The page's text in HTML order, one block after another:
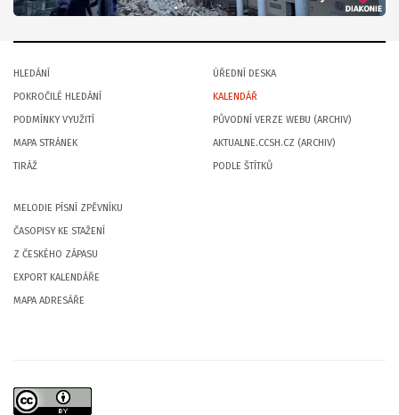
HLEDÁNÍ
POKROČILÉ HLEDÁNÍ
PODMÍNKY VYUŽITÍ
MAPA STRÁNEK
TIRÁŽ
ÚŘEDNÍ DESKA
KALENDÁŘ
PŮVODNÍ VERZE WEBU (ARCHIV)
AKTUALNE.CCSH.CZ (ARCHIV)
PODLE ŠTÍTKŮ
MELODIE PÍSNÍ ZPĚVNÍKU
ČASOPISY KE STAŽENÍ
Z ČESKÉHO ZÁPASU
EXPORT KALENDÁŘE
MAPA ADRESÁŘE